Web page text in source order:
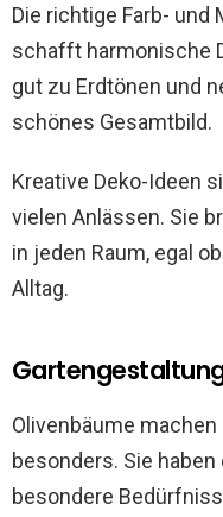
Die richtige Farb- und
schafft harmonische
gut zu Erdtönen und
schönes Gesamtbild.
Kreative Deko-Ideen
vielen Anlässen. Sie
in jeden Raum, egal
Alltag.
Olivenbäume
besonders. Sie
besondere